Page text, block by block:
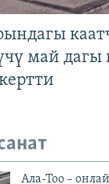
май дагы
Ала-Тоо –